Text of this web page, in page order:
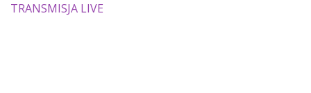
TRANSMISJA LIVE